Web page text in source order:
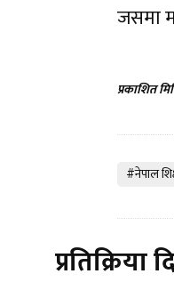
जसमा
प्रकाशित
#नेपाल
प्रतिक्रिया